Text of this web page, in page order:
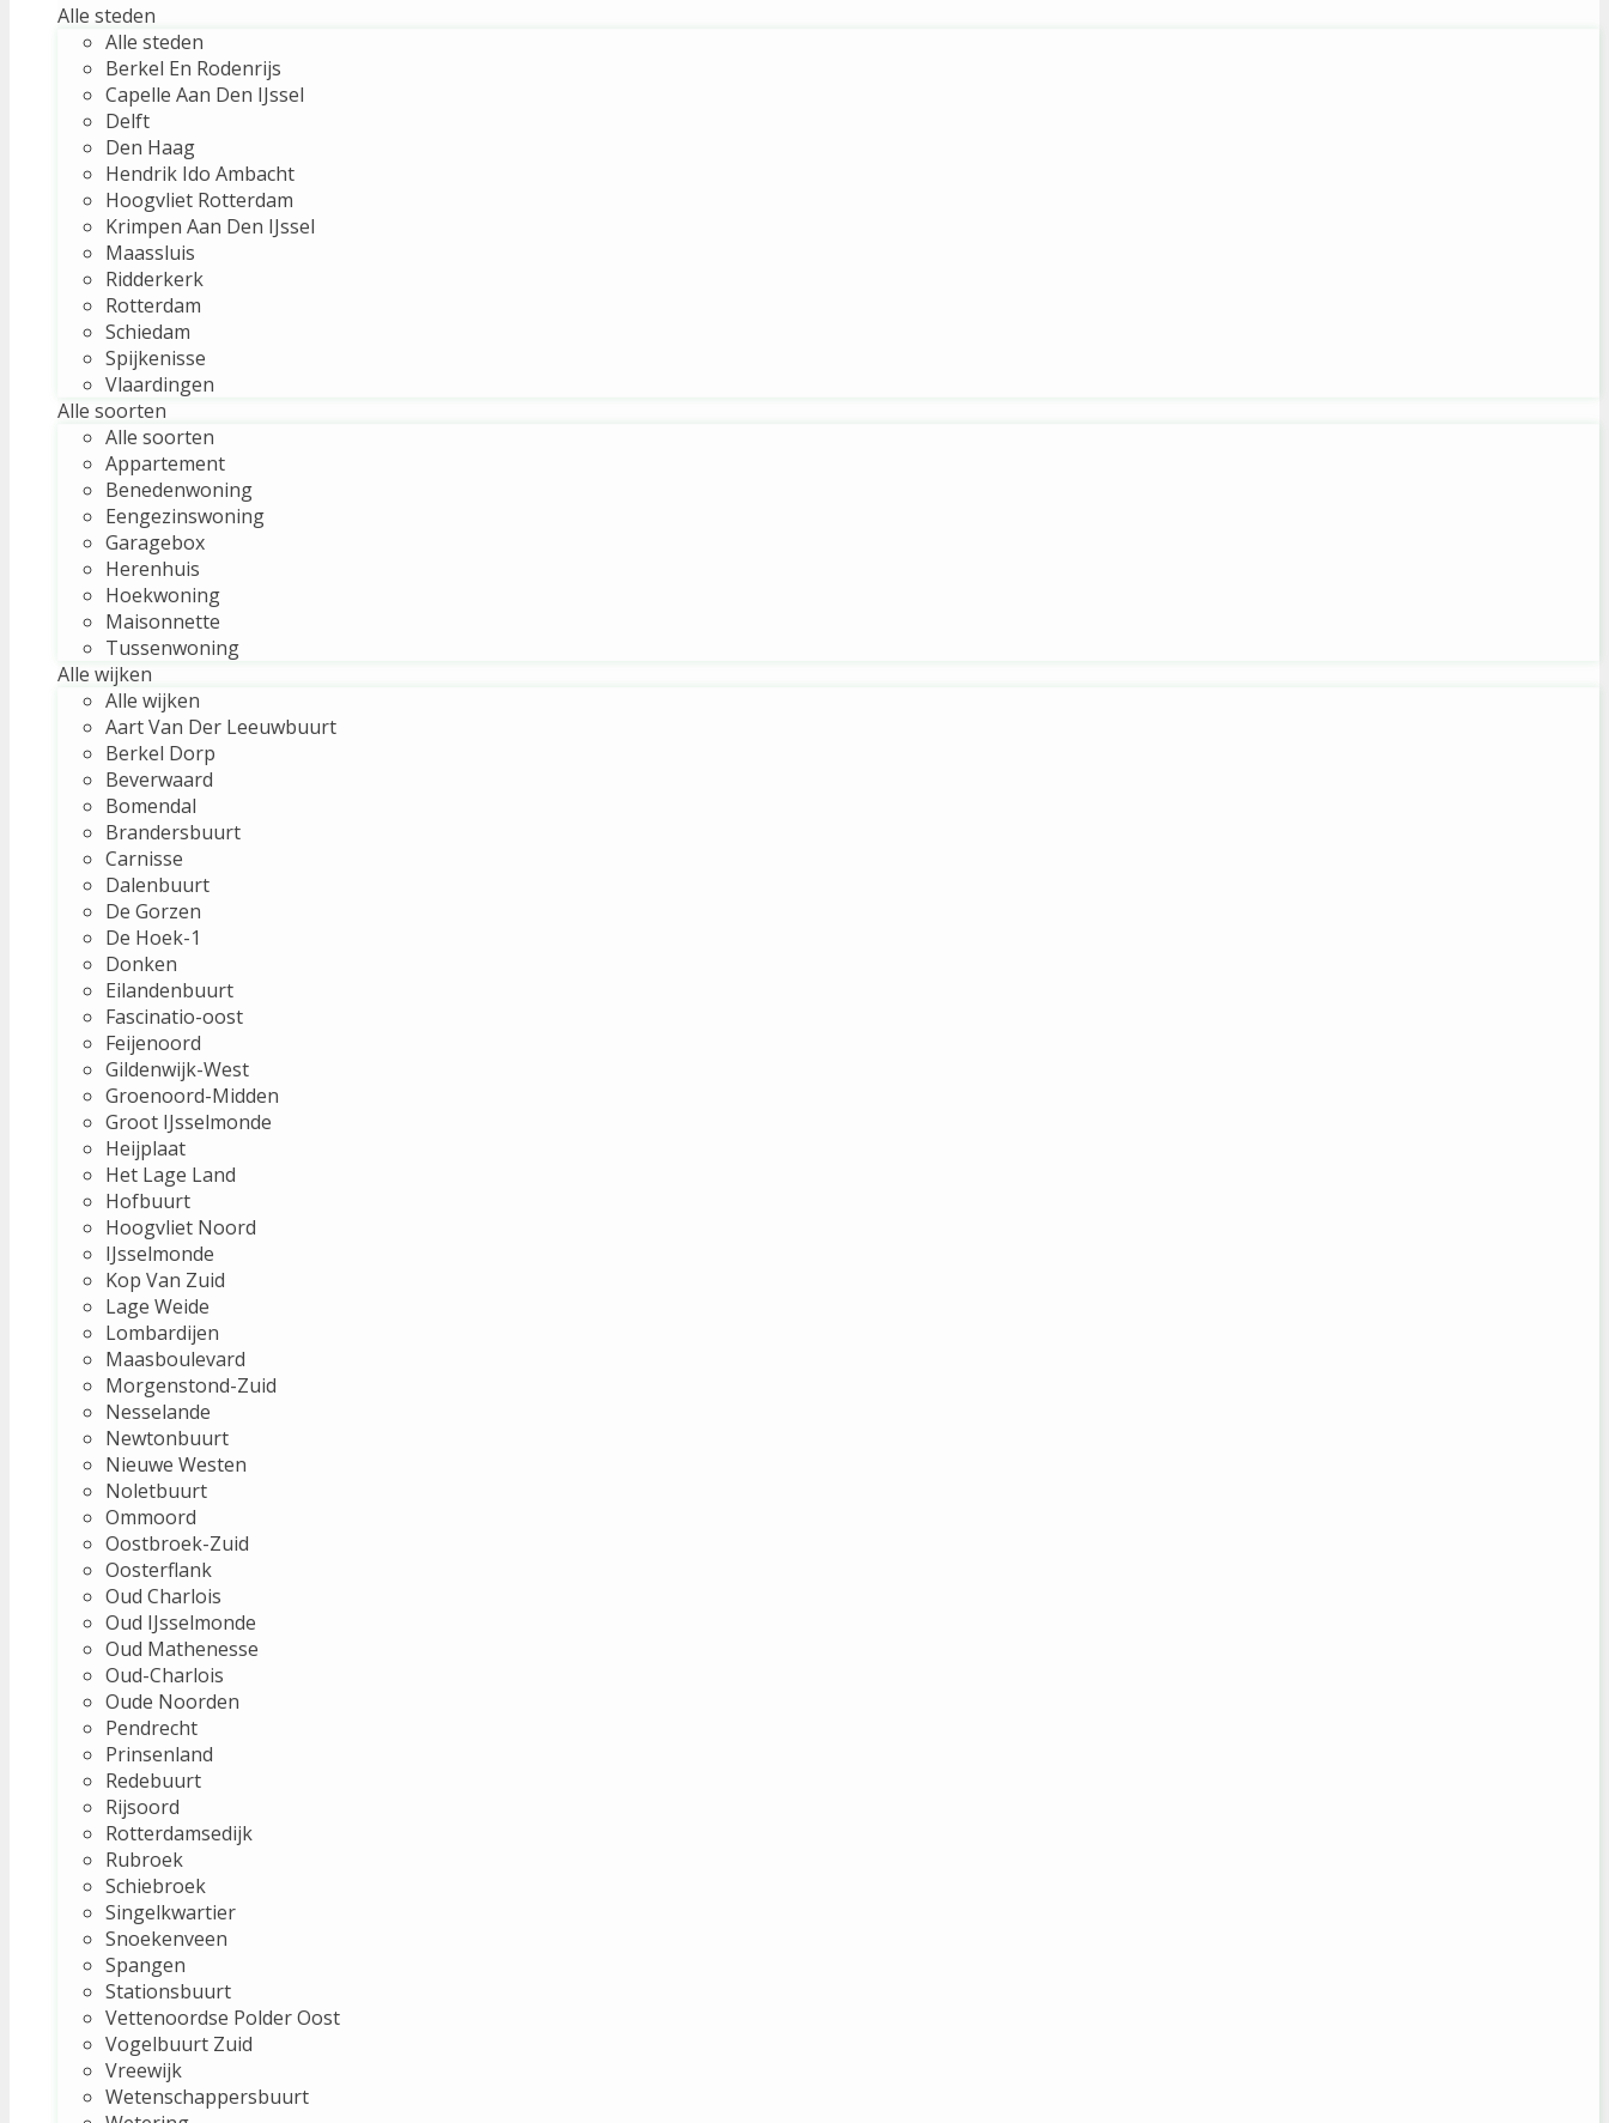
Alle steden
Alle steden
Berkel En Rodenrijs
Capelle Aan Den IJssel
Delft
Den Haag
Hendrik Ido Ambacht
Hoogvliet Rotterdam
Krimpen Aan Den IJssel
Maassluis
Ridderkerk
Rotterdam
Schiedam
Spijkenisse
Vlaardingen
Alle soorten
Alle soorten
Appartement
Benedenwoning
Eengezinswoning
Garagebox
Herenhuis
Hoekwoning
Maisonnette
Tussenwoning
Alle wijken
Alle wijken
Aart Van Der Leeuwbuurt
Berkel Dorp
Beverwaard
Bomendal
Brandersbuurt
Carnisse
Dalenbuurt
De Gorzen
De Hoek-1
Donken
Eilandenbuurt
Fascinatio-oost
Feijenoord
Gildenwijk-West
Groenoord-Midden
Groot IJsselmonde
Heijplaat
Het Lage Land
Hofbuurt
Hoogvliet Noord
IJsselmonde
Kop Van Zuid
Lage Weide
Lombardijen
Maasboulevard
Morgenstond-Zuid
Nesselande
Newtonbuurt
Nieuwe Westen
Noletbuurt
Ommoord
Oostbroek-Zuid
Oosterflank
Oud Charlois
Oud IJsselmonde
Oud Mathenesse
Oud-Charlois
Oude Noorden
Pendrecht
Prinsenland
Redebuurt
Rijsoord
Rotterdamsedijk
Rubroek
Schiebroek
Singelkwartier
Snoekenveen
Spangen
Stationsbuurt
Vettenoordse Polder Oost
Vogelbuurt Zuid
Vreewijk
Wetenschappersbuurt